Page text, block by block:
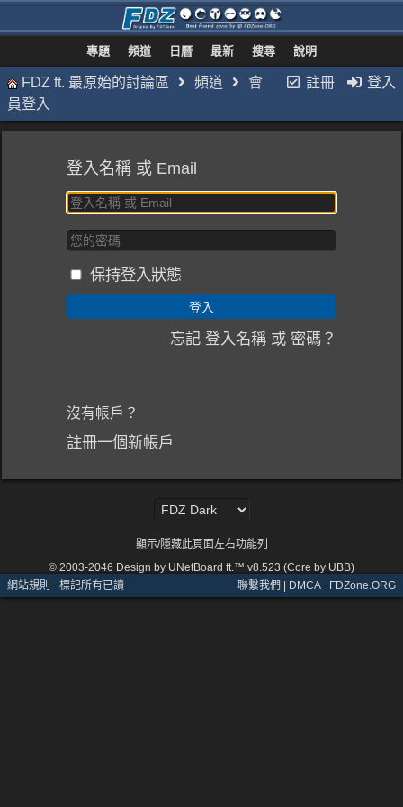
專題 頻道 日曆 最新 搜尋 說明
註冊 登入
FDZ ft. 最原始的討論區 頻道
會
員登入
登入名稱 或 Email
保持登入狀態
忘記 登入名稱 或 密碼？
沒有帳戶？
註冊一個新帳戶
顯示/隱藏此頁面左右功能列
© 2003-2046 Design by UNetBoard ft.™ v8.523 (Core by UBB)
網站規則 · 標記所有已讀 聯繫我們 | DMCA· FDZone.ORG